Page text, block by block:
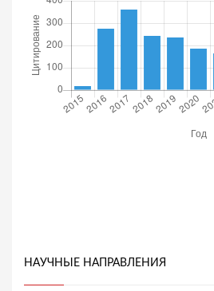
НАУЧНЫЕ НАПРАВЛЕНИЯ